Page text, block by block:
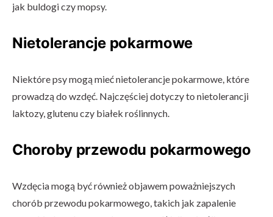
jak buldogi czy mopsy.
Nietolerancje pokarmowe
Niektóre psy mogą mieć nietolerancje pokarmowe, które
prowadzą do wzdęć. Najczęściej dotyczy to nietolerancji
laktozy, glutenu czy białek roślinnych.
Choroby przewodu pokarmowego
Wzdęcia mogą być również objawem poważniejszych
chorób przewodu pokarmowego, takich jak zapalenie